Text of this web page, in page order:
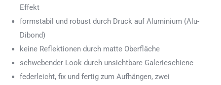
Effekt
formstabil und robust durch Druck auf Aluminium (Alu-
Dibond)
keine Reflektionen durch matte Oberfläche
schwebender Look durch unsichtbare Galerieschiene
federleicht, fix und fertig zum Aufhängen, zwei